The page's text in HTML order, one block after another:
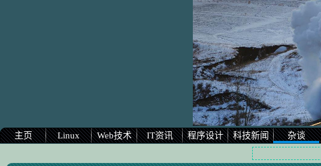
主页 Linux Web技术 IT资讯 程序设计 科技新闻 杂谈